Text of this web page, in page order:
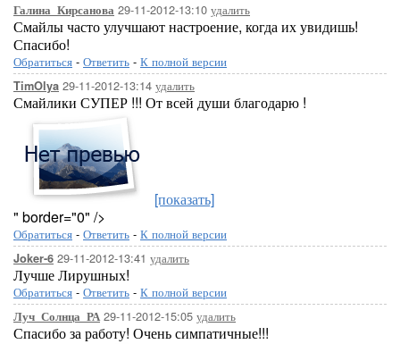
Галина_Кирсанова 29-11-2012-13:10 удалить
Смайлы часто улучшают настроение, когда их увидишь!
Спасибо!
Обратиться - Ответить - К полной версии
TimOlya 29-11-2012-13:14 удалить
Смайлики СУПЕР !!! От всей души благодарю !
[показать]
" border="0" />
Обратиться - Ответить - К полной версии
Joker-6 29-11-2012-13:41 удалить
Лучше Лирушных!
Обратиться - Ответить - К полной версии
Луч_Солнца_РА 29-11-2012-15:05 удалить
Спасибо за работу! Очень симпатичные!!!